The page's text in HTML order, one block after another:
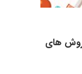
روش های